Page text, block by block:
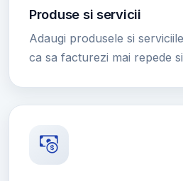
Produse si servicii
Adaugi produsele si
ca sa facturezi mai repede